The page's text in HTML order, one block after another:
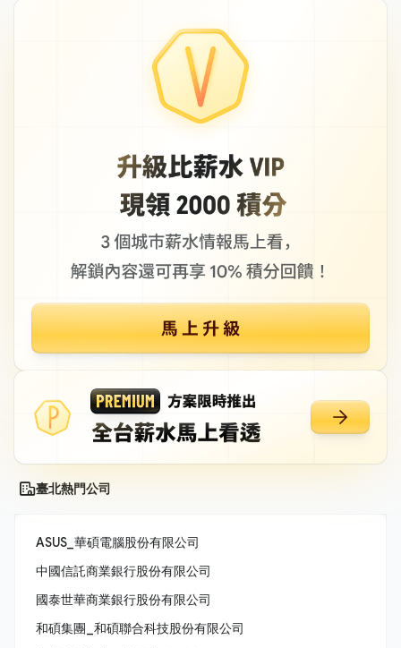
臺北熱門公司
ASUS_華碩電腦股份有限公司
中國信託商業銀行股份有限公司
國泰世華商業銀行股份有限公司
和碩集團_和碩聯合科技股份有限公司